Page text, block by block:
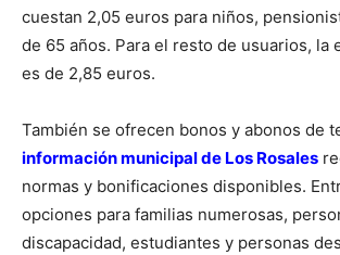
cuestan 2,05 euros para niños,
de 65 años. Para el resto de usuarios, la
es de 2,85 euros.
También se ofrecen bonos y abonos de
información municipal de Los Rosales
normas y bonificaciones disponibles.
opciones para familias numerosas,
discapacidad, estudiantes y personas